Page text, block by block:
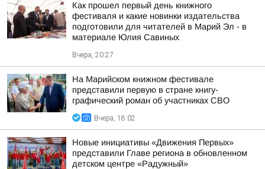
Как прошел первый день книжного
фестиваля и какие новинки издательства
подготовили для читателей в Марий Эл - в
материале Юлия Савиных
Вчера, 20:27
На Марийском книжном фестивале
представили первую в стране книгу-
графический роман об участниках СВО
Вчера, 18:02
Новые инициативы «Движения Первых»
представили Главе региона в обновленном
детском центре «Радужный»